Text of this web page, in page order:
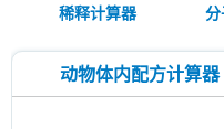
稀释计算器
动物体内配方计算器